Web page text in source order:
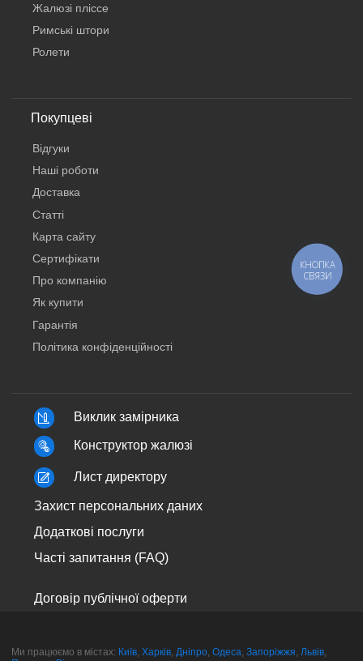
Жалюзі пліссе
Римські штори
Ролети
Покупцеві
Відгуки
Наші роботи
Доставка
Статті
Карта сайту
Сертифікати
Про компанію
Як купити
Гарантія
Політика конфіденційності
Виклик замірника
Конструктор жалюзі
Лист директору
Захист персональних даних
Додаткові послуги
Часті запитання (FAQ)
Договір публічної оферти
Ми працюємо в містах: Київ,Харків,Дніпро,Одеса,Запоріжжя,Львів,
КНОПКА
СВЯЗИ